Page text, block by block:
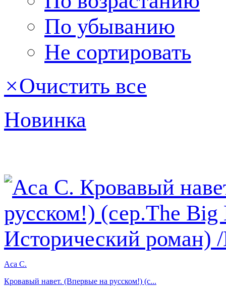
По убыванию
Не сортировать
×Очистить все
Новинка
Аса С.
Кровавый навет. (Впервые на русском!) (с...